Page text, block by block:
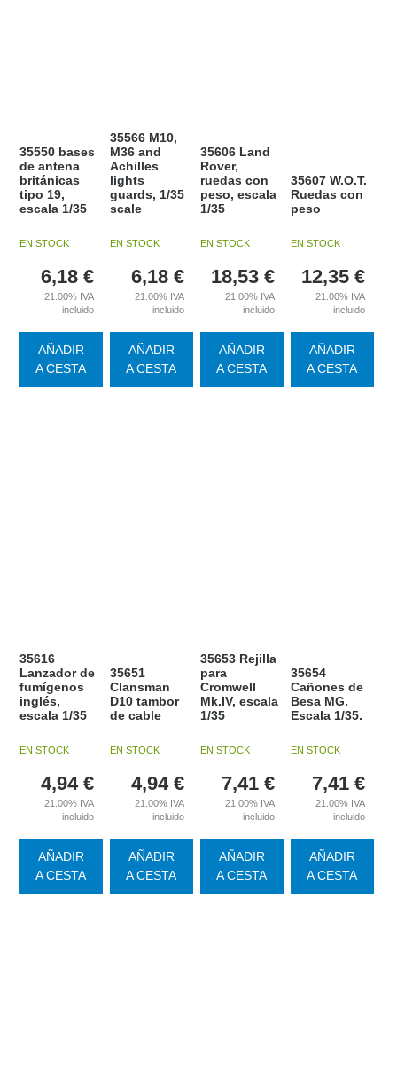
35550 bases
de antena
británicas
tipo 19,
escala 1/35
EN STOCK
6,18 €
21.00% IVA
incluido
AÑADIR
A CESTA
35566 M10,
M36 and
Achilles
lights
guards, 1/35
scale
EN STOCK
6,18 €
21.00% IVA
incluido
AÑADIR
A CESTA
35606 Land
Rover,
ruedas con
peso, escala
1/35
EN STOCK
18,53 €
21.00% IVA
incluido
AÑADIR
A CESTA
35607 W.O.T.
Ruedas con
peso
EN STOCK
12,35 €
21.00% IVA
incluido
AÑADIR
A CESTA
35616
Lanzador de
fumígenos
inglés,
escala 1/35
EN STOCK
4,94 €
21.00% IVA
incluido
AÑADIR
A CESTA
35651
Clansman
D10 tambor
de cable
EN STOCK
4,94 €
21.00% IVA
incluido
AÑADIR
A CESTA
35653 Rejilla
para
Cromwell
Mk.IV, escala
1/35
EN STOCK
7,41 €
21.00% IVA
incluido
AÑADIR
A CESTA
35654
Cañones de
Besa MG.
Escala 1/35.
EN STOCK
7,41 €
21.00% IVA
incluido
AÑADIR
A CESTA